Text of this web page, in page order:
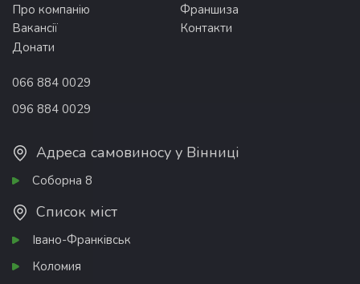
Про компанію
Франшиза
Вакансії
Контакти
Донати
066 884 0029
096 884 0029
Адреса самовиносу у Вінниці
Соборна 8
Список міст
Івано-Франківськ
Коломия